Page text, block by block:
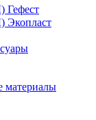
Гефест
Экопласт
материалы